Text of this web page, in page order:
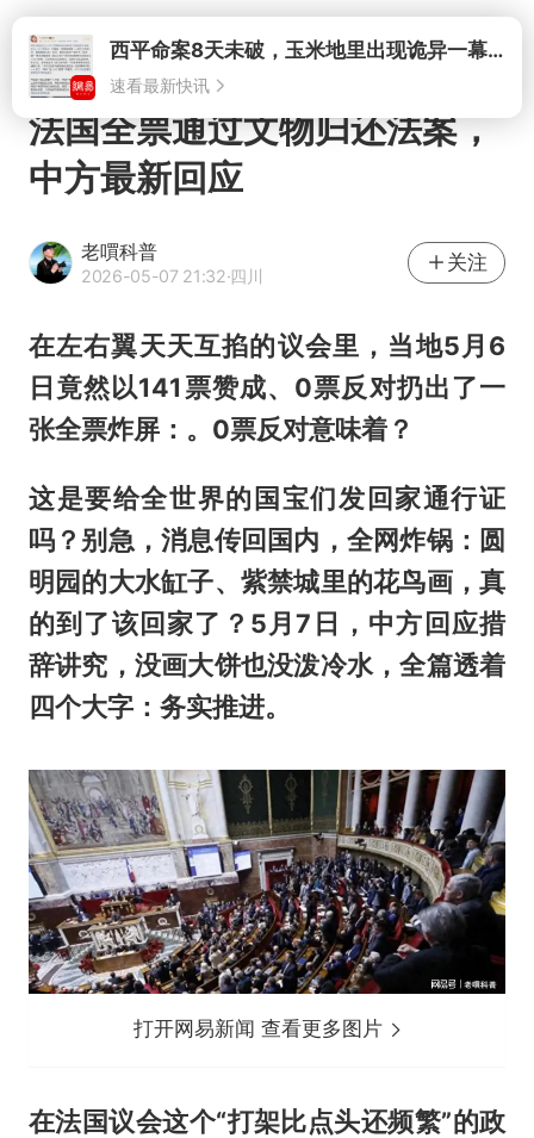
打开西平命案8天未破，玉米地里出现诡异一幕，我突然想起了欧金中
速看最新快讯
法国全票通过文物归还法案，
中方最新回应
老嘪科普
2026-05-07 21:32·四川
关注
在左右翼天天互掐的议会里，当地5月6
日竟然以141票赞成、0票反对扔出了一
张全票炸屏：。0票反对意味着？
这是要给全世界的国宝们发回家通行证
吗？别急，消息传回国内，全网炸锅：圆
明园的大水缸子、紫禁城里的花鸟画，真
的到了该回家了？5月7日，中方回应措
辞讲究，没画大饼也没泼冷水，全篇透着
四个大字：务实推进。
打开网易新闻 查看更多图片
在法国议会这个“打架比点头还频繁”的政